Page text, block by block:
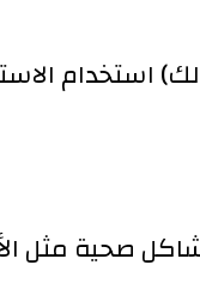
ذلك)
صحية مثل